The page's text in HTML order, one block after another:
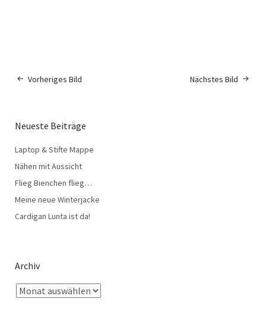
Nächstes Bild
Vorheriges Bild
Neueste Beiträge
Laptop & Stifte Mappe
Nähen mit Aussicht
Flieg Bienchen flieg…
Meine neue Winterjacke
Cardigan Lunta ist da!
Archiv